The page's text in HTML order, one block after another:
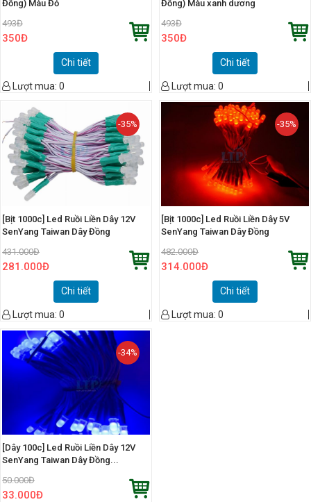
Đồng) Màu Đỏ
493Đ
350Đ
Chi tiết
Lượt mua: 0
Đồng) Màu xanh dương
493Đ
350Đ
Chi tiết
Lượt mua: 0
-35%
[Bịt 1000c] Led Ruồi Liền Dây 12V
SenYang Taiwan Dây Đồng
431.000Đ
281.000Đ
Chi tiết
Lượt mua: 0
-35%
[Bịt 1000c] Led Ruồi Liền Dây 5V
SenYang Taiwan Dây Đồng
482.000Đ
314.000Đ
Chi tiết
Lượt mua: 0
-34%
[Dây 100c] Led Ruồi Liền Dây 12V
SenYang Taiwan Dây Đồng...
50.000Đ
33.000Đ